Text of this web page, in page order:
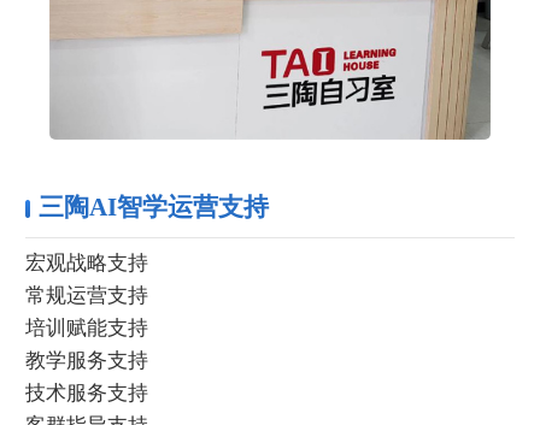
三陶AI智学运营支持
宏观战略支持
常规运营支持
培训赋能支持
教学服务支持
技术服务支持